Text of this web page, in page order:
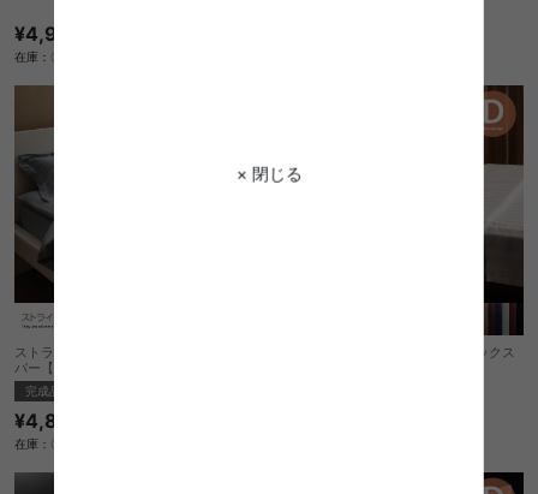
× 閉じる
¥4,950
在庫：〇
ストライプサテンカバーリング 敷布団カ
バー【ダブル】
完成品
¥4,860
在庫：〇
ストライプサテンカバーリング ボックス